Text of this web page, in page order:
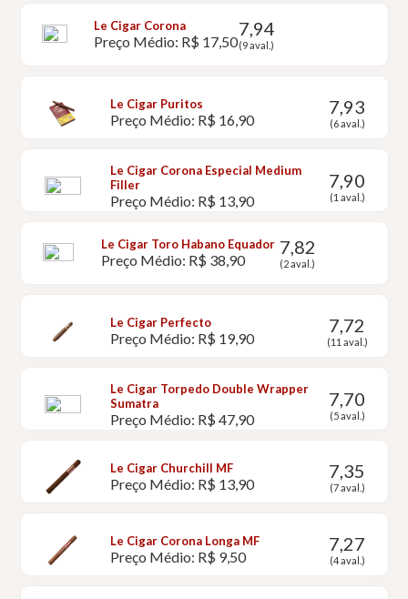
Le Cigar Corona
Preço Médio: R$ 17,50
7,94
(9 aval.)
Le Cigar Puritos
Preço Médio: R$ 16,90
7,93
(6 aval.)
Le Cigar Corona Especial Medium
Filler
Preço Médio: R$ 13,90
7,90
(1 aval.)
Le Cigar Toro Habano Equador
Preço Médio: R$ 38,90
7,82
(2 aval.)
Le Cigar Perfecto
Preço Médio: R$ 19,90
7,72
(11 aval.)
Le Cigar Torpedo Double Wrapper
Sumatra
Preço Médio: R$ 47,90
7,70
(5 aval.)
Le Cigar Churchill MF
Preço Médio: R$ 13,90
7,35
(7 aval.)
Le Cigar Corona Longa MF
Preço Médio: R$ 9,50
7,27
(4 aval.)